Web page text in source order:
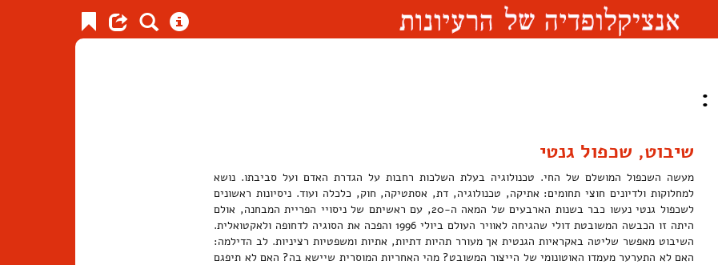
:
שיבוט, שכפול גנטי
מעשה השכפול המושלם של החי. טכנולוגיה בעלת השלכות רחבות על הגדרת האדם ועל סביבתו. נושא
למחלוקות ולדיונים חוצי תחומים: אתיקה, טכנולוגיה, דת, אסתטיקה, חוק, כלכלה ועוד. ניסיונות ראשונים
לשכפול גנטי נעשו כבר בשנות הארבעים של המאה ה-20, עם ראשיתם של ניסויי הפריית המבחנה, אולם
היתה זו הכבשה המשובטת דולי שהגיחה לאוויר העולם ביולי 1996 והפכה את הסוגיה לדחופה ולאקטואלית.
השיבוט מאפשר שליטה באקראיות הגנטית אך מעורר תהיות דתיות, אתיות ומשפטיות רציניות. לב הדילמה:
האם לא התערער מעמדו האוטונומי של הייצור המשובט? מהי האחריות המוסרית שיישא בה? האם לא תיפגם